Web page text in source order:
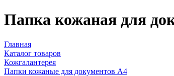
Папка кожаная для
Главная
Каталог товаров
Кожгалантерея
Папки кожаные для документов А4